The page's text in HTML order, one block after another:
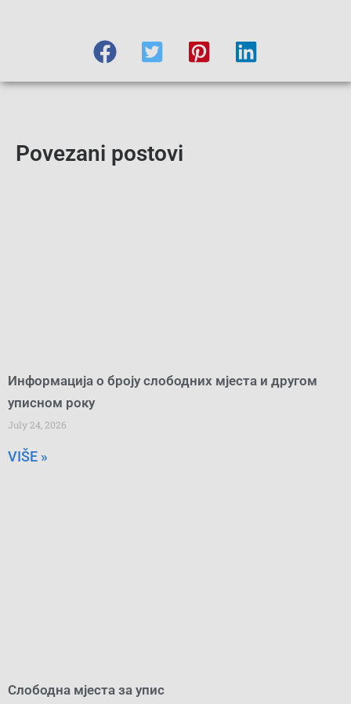
Povezani postovi
Информација о броју слободних мјеста и другом
уписном року
July 24, 2026
VIŠE »
Слободна мјеста за упис